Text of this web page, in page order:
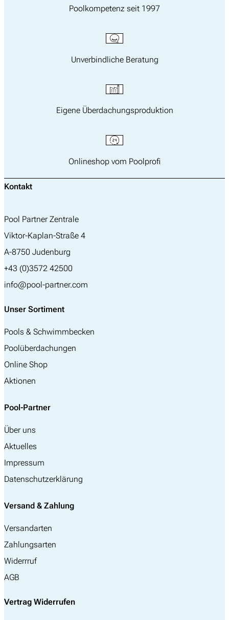
Poolkompetenz seit 1997
Unverbindliche Beratung
Eigene Überdachungsproduktion
Onlineshop vom Poolprofi
Kontakt
Pool Partner Zentrale
Viktor-Kaplan-Straße 4
A-8750 Judenburg
+43 (0)3572 42500
info@pool-partner.com
Unser Sortiment
Pools & Schwimmbecken
Poolüberdachungen
Online Shop
Aktionen
Pool-Partner
Über uns
Aktuelles
Impressum
Datenschutzerklärung
Versand & Zahlung
Versandarten
Zahlungsarten
Widerrruf
AGB
Vertrag Widerrufen